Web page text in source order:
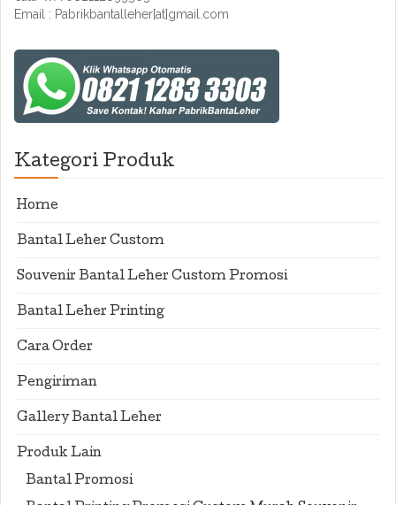
Email : Pabrikbantalleher[at]gmail.com
Kategori Produk
Home
Bantal Leher Custom
Souvenir Bantal Leher Custom Promosi
Bantal Leher Printing
Cara Order
Pengiriman
Gallery Bantal Leher
Produk Lain
Bantal Promosi